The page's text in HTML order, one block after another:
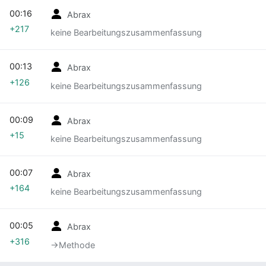
Abrax
keine Bearbeitungszusammenfassung
00:16
+217
Abrax
keine Bearbeitungszusammenfassung
00:13
+126
Abrax
keine Bearbeitungszusammenfassung
00:09
+15
Abrax
keine Bearbeitungszusammenfassung
00:07
+164
Abrax
→‎Methode
00:05
+316